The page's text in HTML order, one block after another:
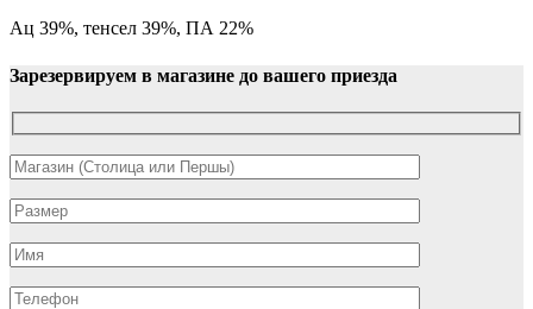
Ац 39%, тенсел 39%, ПА 22%
Зарезервируем в магазине до вашего приезда